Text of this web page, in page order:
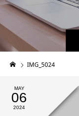
IMG_5024
MAY
06
2024